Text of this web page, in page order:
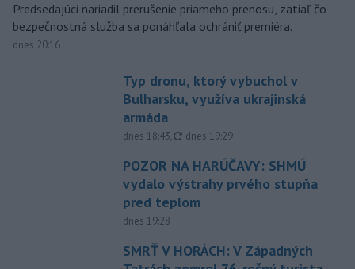
Predsedajúci nariadil prerušenie priameho prenosu, zatiaľ čo
bezpečnostná služba sa ponáhľala ochrániť premiéra.
dnes 20:16
Typ dronu, ktorý vybuchol v
Bulharsku, využíva ukrajinská
armáda
dnes 18:43, aktualizované
dnes 19:29
POZOR NA HARÚČAVY: SHMÚ
vydalo výstrahy prvého stupňa
pred teplom
dnes 19:28
SMRŤ V HORÁCH: V Západných